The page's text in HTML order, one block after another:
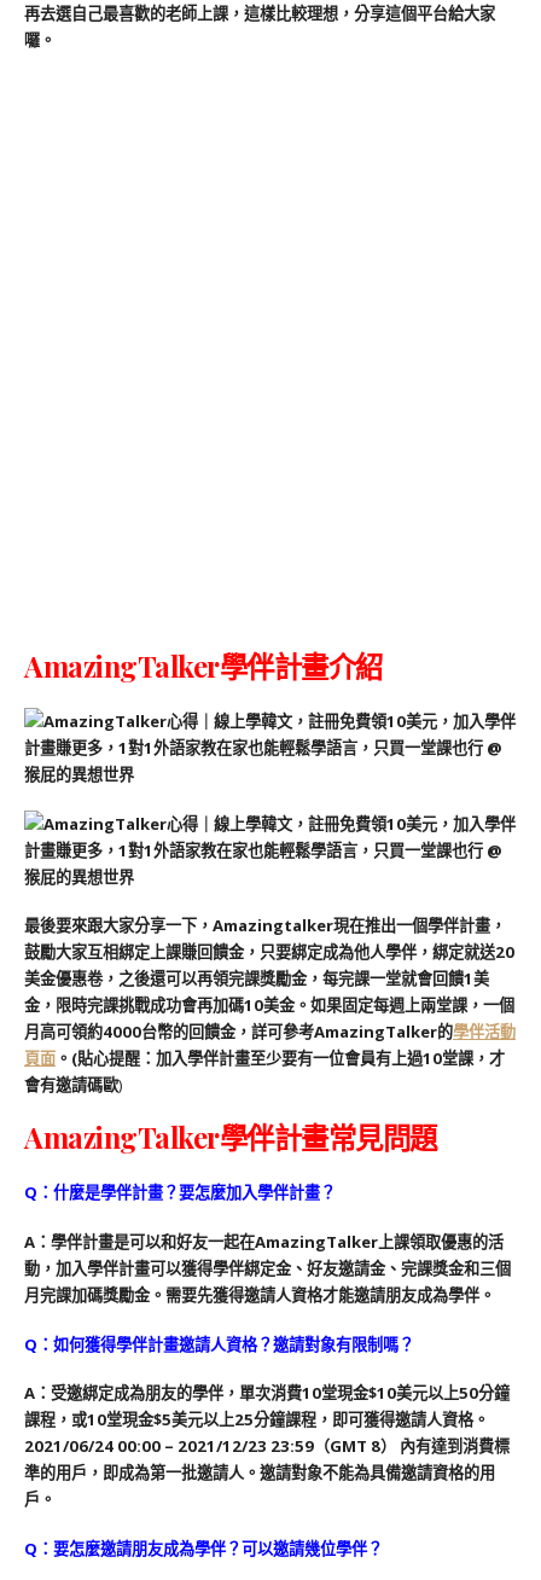
再去選自己最喜歡的老師上課，這樣比較理想，分享這個平台給大家
囉。
AmazingTalker學伴計畫介紹
最後要來跟大家分享一下，Amazingtalker現在推出⼀個學伴計畫，
鼓勵⼤家互相綁定上課賺回饋⾦，只要綁定成為他人學伴，綁定就送20
美金優惠卷，之後還可以再領完課獎勵金，每完課⼀堂就會回饋1美
金，限時完課挑戰成功會再加碼10美金。如果固定每週上兩堂課，⼀個
⽉⾼可領約4000台幣的回饋金，詳可參考AmazingTalker的學伴活動
⾴⾯ 。(貼心提醒：加入學伴計畫至少要有一位會員有上過10堂課，才
會有邀請碼歐)
AmazingTalker學伴計畫常見問題
Q：什麼是學伴計畫？要怎麼加入學伴計畫？
A：學伴計畫是可以和好友一起在AmazingTalker上課領取優惠的活
動，加入學伴計畫可以獲得學伴綁定金、好友邀請金、完課獎金和三個
月完課加碼獎勵金。需要先獲得邀請人資格才能邀請朋友成為學伴。
Q：如何獲得學伴計畫邀請人資格？邀請對象有限制嗎？
A：受邀綁定成為朋友的學伴，單次消費10堂現金$10美元以上50分鐘
課程，或10堂現金$5美元以上25分鐘課程，即可獲得邀請人資格。
2021/06/24 00:00 – 2021/12/23 23:59（GMT 8） 內有達到消費標
準的用戶，即成為第一批邀請人。邀請對象不能為具備邀請資格的用
戶。
Q：要怎麼邀請朋友成為學伴？可以邀請幾位學伴？